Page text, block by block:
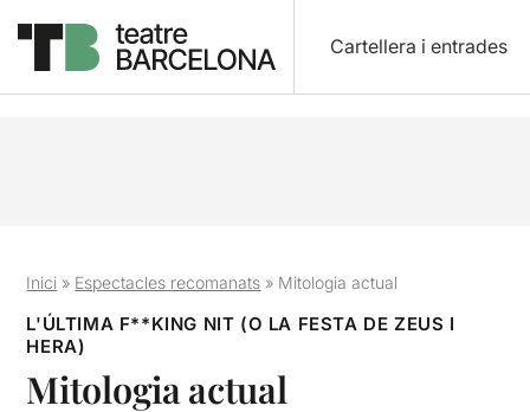
Cartellera i entrades
Inici » Espectacles recomanats » Mitologia actual
L'ÚLTIMA F**KING NIT (O LA FESTA DE ZEUS I
HERA)
Mitologia actual